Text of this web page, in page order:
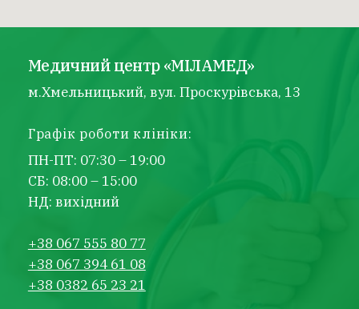
Медичний центр «МІЛАМЕД»
м.Хмельницький, вул. Проскурівська, 13
Графік роботи клініки:
ПН-ПТ: 07:30 – 19:00
СБ: 08:00 – 15:00
НД: вихідний
+38 067 555 80 77
+38 067 394 61 08
+38 0382 65 23 21